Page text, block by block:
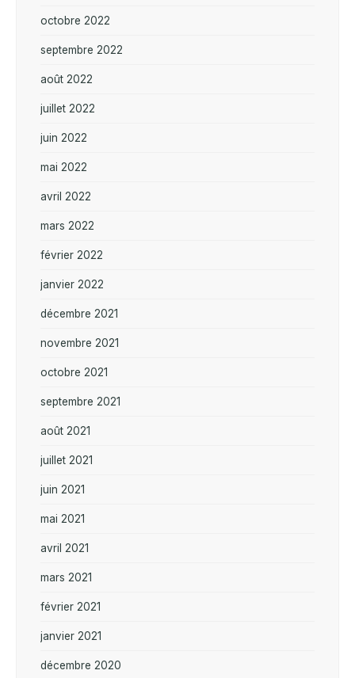
octobre 2022
septembre 2022
août 2022
juillet 2022
juin 2022
mai 2022
avril 2022
mars 2022
février 2022
janvier 2022
décembre 2021
novembre 2021
octobre 2021
septembre 2021
août 2021
juillet 2021
juin 2021
mai 2021
avril 2021
mars 2021
février 2021
janvier 2021
décembre 2020